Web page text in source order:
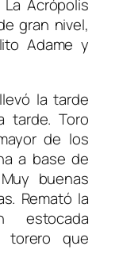
Acrópolis
gran nivel,
Adame y
la tarde
tarde. Toro
de los
a base de
buenas
Remató la
estocada
torero que